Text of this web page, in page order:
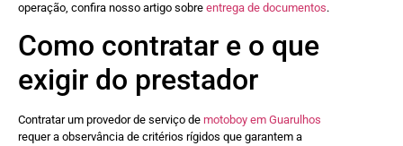
operação, confira nosso artigo sobre entrega de documentos.
Como contratar e o que
exigir do prestador
Contratar um provedor de serviço de motoboy em Guarulhos
requer a observância de critérios rígidos que garantem a